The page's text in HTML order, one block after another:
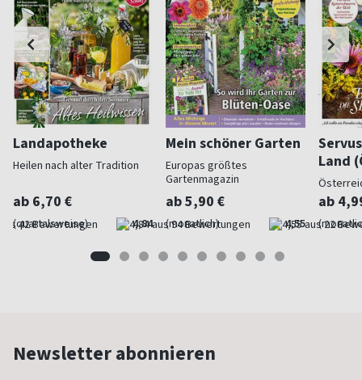
Landapotheke
Heilen nach alter Tradition
ab 6,70 €
(quartalsweise) 4,84
Mein schöner Garten
Europas größtes
Gartenmagazin
ab 5,90 €
(monatlich) 4,55
Land
ab
Newsletter abonnieren